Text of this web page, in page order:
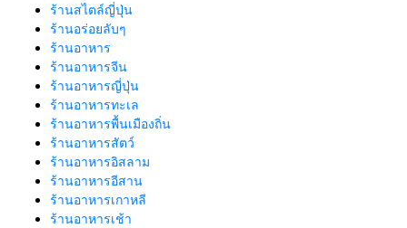
ร้านสไตล์ญี่ปุ่น
ร้านอร่อยลับๆ
ร้านอาหาร
ร้านอาหารจีน
ร้านอาหารญี่ปุ่น
ร้านอาหารทะเล
ร้านอาหารพื้นเมืองถิ่น
ร้านอาหารสัตว์
ร้านอาหารอิสลาม
ร้านอาหารอีสาน
ร้านอาหารเกาหลี
ร้านอาหารเช้า